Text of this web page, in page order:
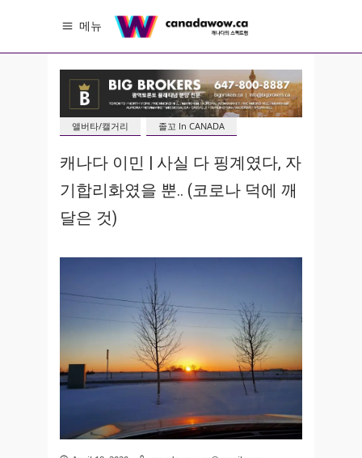
메뉴
앨버타/캘거리 졸꼬 In CANADA
캐나다 이민 | 사실 다 핑계였다, 자
기합리화였을 뿐.. (코로나 덕에 깨
달은 것)